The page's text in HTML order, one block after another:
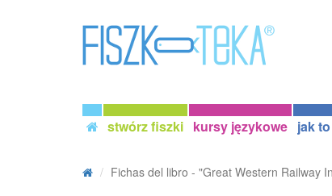
stwórz fiszki kursy językowe jak
Fichas del libro - "Great Western Railway